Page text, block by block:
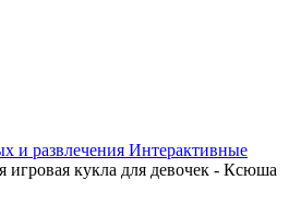
и развлечения Интерактивные
игровая кукла для девочек - Ксюша